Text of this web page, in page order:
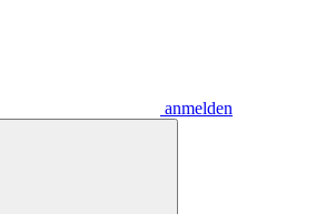
anmelden